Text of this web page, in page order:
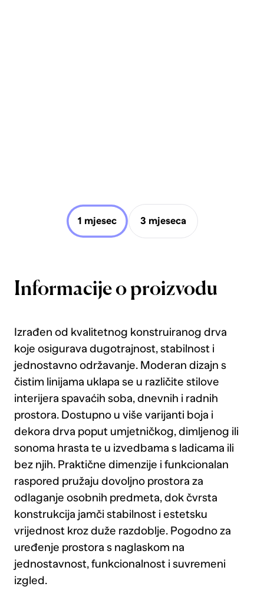
1 mjesec 3 mjeseca
Informacije o proizvodu
Izrađen od kvalitetnog konstruiranog drva
koje osigurava dugotrajnost, stabilnost i
jednostavno održavanje. Moderan dizajn s
čistim linijama uklapa se u različite stilove
interijera spavaćih soba, dnevnih i radnih
prostora. Dostupno u više varijanti boja i
dekora drva poput umjetničkog, dimljenog ili
sonoma hrasta te u izvedbama s ladicama ili
bez njih. Praktične dimenzije i funkcionalan
raspored pružaju dovoljno prostora za
odlaganje osobnih predmeta, dok čvrsta
konstrukcija jamči stabilnost i estetsku
vrijednost kroz duže razdoblje. Pogodno za
uređenje prostora s naglaskom na
jednostavnost, funkcionalnost i suvremeni
izgled.